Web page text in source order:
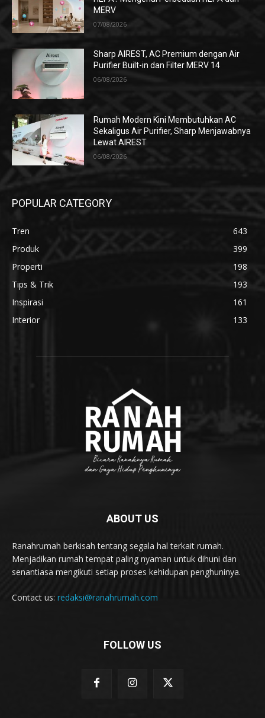
MERV
07/08/2026
Sharp AIREST, AC Premium dengan Air
Purifier Built-in dan Filter MERV 14
06/08/2026
Rumah Modern Kini Membutuhkan AC
Sekaligus Air Purifier, Sharp Menjawabnya
Lewat AIREST
06/08/2026
POPULAR CATEGORY
Tren
643
Produk
399
Properti
198
Tips & Trik
193
Inspirasi
161
Interior
133
ABOUT US
Ranahrumah berkisah tentang segala hal terkait rumah.
Menjadikan rumah tempat paling nyaman untuk dihuni dan
senantiasa mengikuti setiap proses kehidupan penghuninya.
Contact us: redaksi@ranahrumah.com
FOLLOW US